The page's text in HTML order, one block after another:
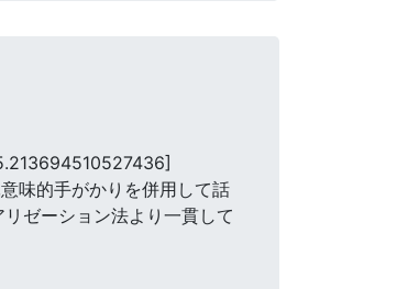
味的手がかりを併用して話
ゼーション法より一貫して